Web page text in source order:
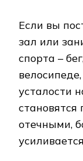
Если вы
зал или
спорта –
усталости
отечными,